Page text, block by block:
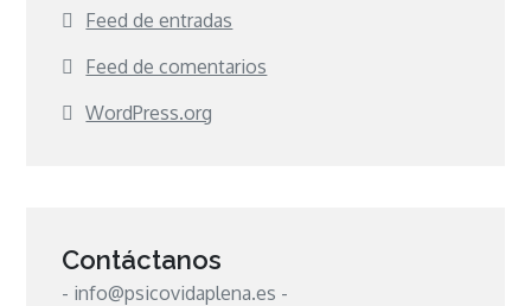
Feed de entradas
Feed de comentarios
WordPress.org
Contáctanos
- info@psicovidaplena.es -